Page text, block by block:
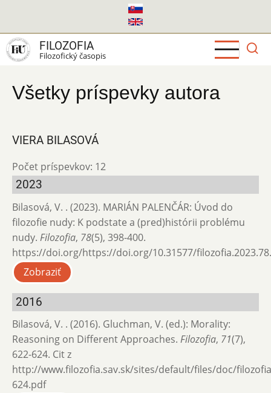
hlavný
obsah
FILOZOFIA
Filozofický časopis
Všetky príspevky autora
VIERA BILASOVÁ
Počet príspevkov: 12
2023
Bilasová, V. . (2023). MARIÁN PALENČÁR: Úvod do
filozofie nudy: K podstate a (pred)histórii problému
nudy. Filozofia, 78(5), 398-400.
https://doi.org/https://doi.org/10.31577/
Zobraziť
2016
Bilasová, V. . (2016). Gluchman, V. (ed.): Morality:
Reasoning on Different Approaches. Filozofia, 71(7),
622-624. Cit z
http://www.filozofia.sav.sk/sites/default/files/doc/
624.pdf